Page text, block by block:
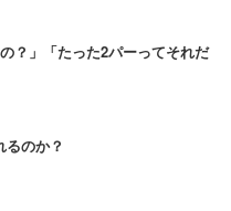
？」「たった2パーってそれだ
のか？